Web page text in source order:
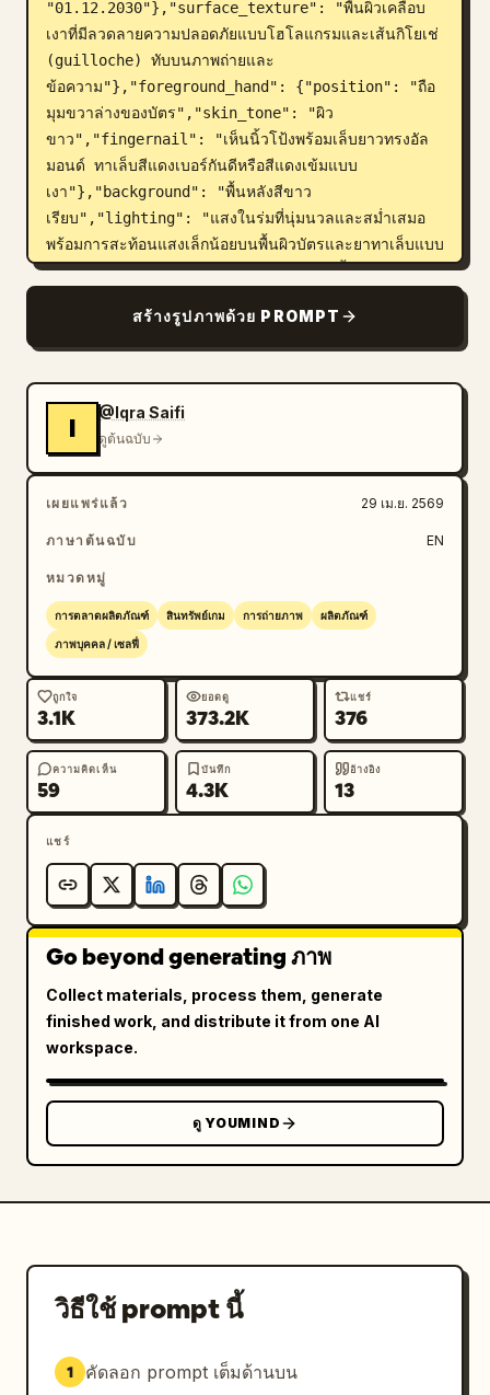
"01.12.2030"},"surface_texture": "พื้นผิวเคลือบ
เงาที่มีลวดลายความปลอดภัยแบบโฮโลแกรมและเส้นกิโยเช่
(guilloche) ทับบนภาพถ่ายและ
ข้อความ"},"foreground_hand": {"position": "ถือ
มุมขวาล่างของบัตร","skin_tone": "ผิว
ขาว","fingernail": "เห็นนิ้วโป้งพร้อมเล็บยาวทรงอัล
มอนด์ ทาเล็บสีแดงเบอร์กันดีหรือสีแดงเข้มแบบ
เงา"},"background": "พื้นหลังสีขาว
เรียบ","lighting": "แสงในร่มที่นุ่มนวลและสม่ำเสมอ
พร้อมการสะท้อนแสงเล็กน้อยบนพื้นผิวบัตรและยาทาเล็บแบบ
เงา","framing": "ภาพถ่ายระยะใกล้แนวตั้งจากมุมสูง
สร้างรูปภาพด้วย PROMPT
I
@Iqra Saifi
ดูต้นฉบับ
เผยแพร่แล้ว 29 เม.ย. 2569
ภาษาต้นฉบับ EN
หมวดหมู่
การตลาดผลิตภัณฑ์ สินทรัพย์เกม การถ่ายภาพ ผลิตภัณฑ์
ภาพบุคคล / เซลฟี่
ถูกใจ
3.1K
ยอดดู
373.2K
แชร์
376
ความคิดเห็น
59
บันทึก
4.3K
อ้างอิง
13
แชร์
Go beyond generating ภาพ
Collect materials, process them, generate
finished work, and distribute it from one AI
workspace.
ดู YOUMIND
วิธีใช้ prompt นี้
1 คัดลอก prompt เต็มด้านบน